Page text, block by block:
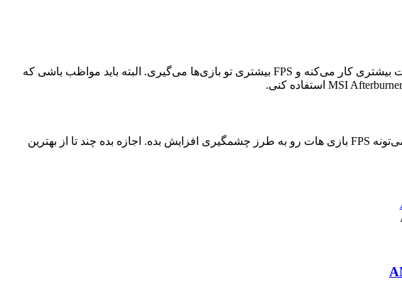
اگه به دنبال راهی حرفه‌ای‌تر هستی، می‌تونی کارت گرافیکت رو اورکلاک کنی. با اورکلاک کردن، کارت گرافیکت با سرعت بیشتری کار می‌کنه و FPS بیشتری تو بازی‌ها می‌گیری. البته باید مواظب باشی که
اگه کارت گرافیک یا پردازنده قدیمی داری، به فکر ارتقای سیستم گیمینگت باش. استفاده از یک سیستم گیمینگ قدرتمند می‌تونه FPS بازی هات رو به طرز چشمگیری افزایش بده. اجازه بده چند تا از بهترین